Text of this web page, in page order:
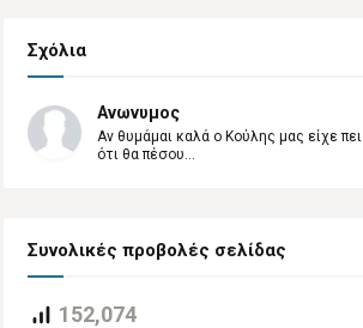
Σχόλια
Ανωνυμος
Αν θυμάμαι καλά ο Κούλης μας είχε πει
ότι θα πέσου...
Συνολικές προβολές σελίδας
152,074